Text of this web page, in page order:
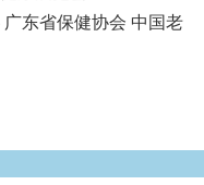
东省保健协会 中国老